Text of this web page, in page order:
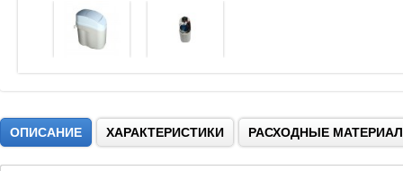
ОПИСАНИЕ ХАРАКТЕРИСТИКИ РАСХОДНЫЕ